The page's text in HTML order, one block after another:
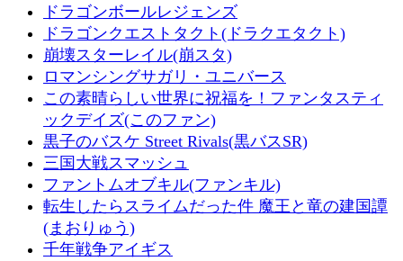
ドラゴンボールレジェンズ
ドラゴンクエストタクト(ドラクエタクト)
崩壊スターレイル(崩スタ)
ロマンシングサガリ・ユニバース
この素晴らしい世界に祝福を！ファンタスティ
ックデイズ(このファン)
黒子のバスケ Street Rivals(黒バスSR)
三国大戦スマッシュ
ファントムオブキル(ファンキル)
転生したらスライムだった件 魔王と竜の建国譚
(まおりゅう)
千年戦争アイギス